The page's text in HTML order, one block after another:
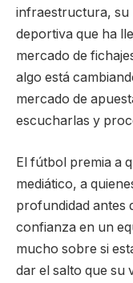
infraestructura, su
deportiva que ha
mercado de
algo está
mercado de
escucharlas y
El fútbol premia a
mediático, a
profundidad antes
confianza en un
mucho sobre si
dar el salto que su